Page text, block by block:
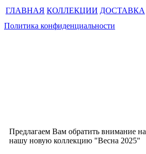
ГЛАВНАЯ КОЛЛЕКЦИИ ДОСТАВКА
Политика конфиденциальности
Предлагаем Вам обратить внимание на
нашу новую коллекцию "Весна 2025"